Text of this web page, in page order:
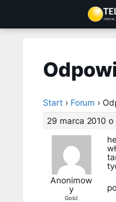
treści
Start › Forum ›
29 marca 2010 o
Anonimow
y
Gość